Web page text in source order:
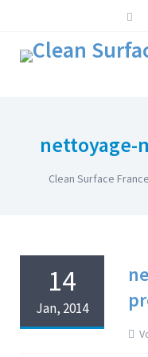
nettoyage-
Clean Surface France
14
Jan, 2014